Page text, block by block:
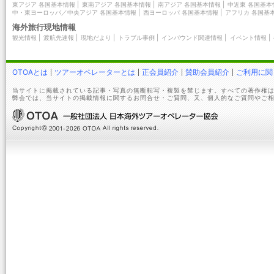
東アジア 各国基本情報 東南アジア 各国基本情報 南アジア 各国基本情報
中近東 各国基本
中・東ヨーロッパ／中央アジア 各国基本情報
西ヨーロッパ 各国基本情報 アフリカ 各国基
海外旅行現地情報
観光情報 渡航先速報 現地だより トラブル事例 インバウンド関連情報 イベント情報
OTOAとは ツアーオペレーターとは 正会員紹介 賛助会員紹介 ご利用に
当サイトに掲載されている記事・写真の無断転写・複製を禁じます。すべての著作権
弊会では、当サイトの掲載情報に関するお問合せ・ご質問、又、個人的なご質問やご